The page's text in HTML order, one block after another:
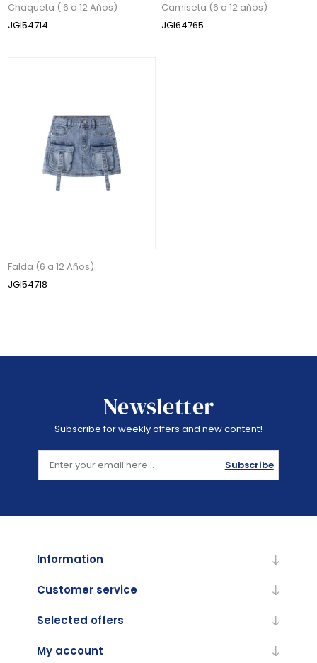
Chaqueta ( 6 a 12 Años)
JGI54714
Camiseta (6 a 12 años)
JGI64765
Falda (6 a 12 Años)
JGI54718
Newsletter
Subscribe for weekly offers and new content!
Subscribe
Information
Customer service
Selected offers
My account